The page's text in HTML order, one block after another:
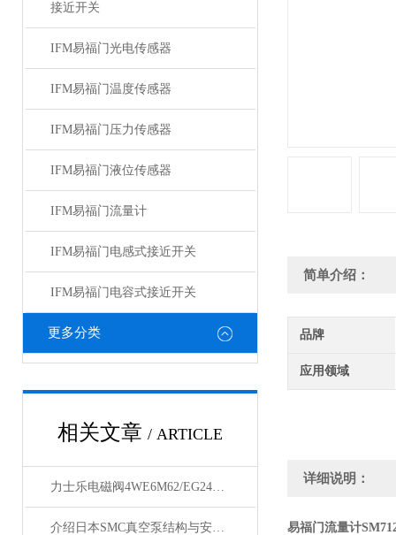
接近开关
IFM易福门光电传感器
IFM易福门温度传感器
IFM易福门压力传感器
IFM易福门液位传感器
IFM易福门流量计
IFM易福门电感式接近开关
IFM易福门电容式接近开关
更多分类
相关文章 / ARTICLE
力士乐电磁阀4WE6M62/EG24N9K4现货型号
介绍日本SMC真空泵结构与安装方法
简单介绍：
品牌
应用领域
详细说明：
易福门流量计